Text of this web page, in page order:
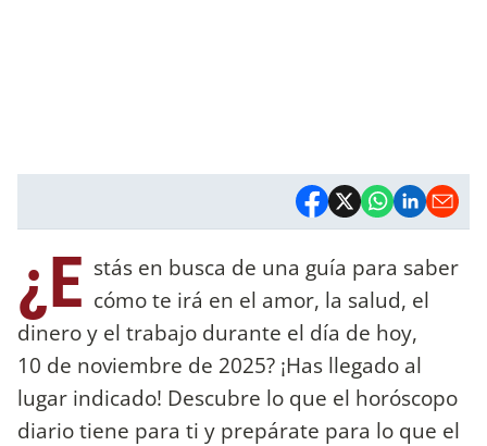
¿E stás en busca de una guía para saber
cómo te irá en el amor, la salud, el
dinero y el trabajo durante el día de hoy,
10 de noviembre de 2025? ¡Has llegado al
lugar indicado! Descubre lo que el horóscopo
diario tiene para ti y prepárate para lo que el